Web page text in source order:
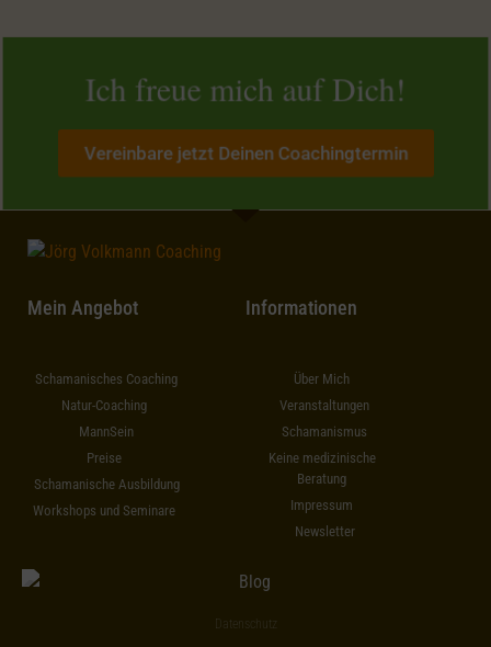
Ich freue mich auf Dich!
Vereinbare jetzt Deinen Coachingtermin
Mein Angebot
Schamanisches Coaching
Natur-Coaching
MannSein
Preise
Schamanische Ausbildung
Workshops und Seminare
Informationen
Über Mich
Veranstaltungen
Schamanismus
Keine medizinische
Beratung
Impressum
Newsletter
Datenschutz